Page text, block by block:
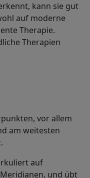
kann sie gut
auf moderne
Therapie.
Therapien
vor allem
am weitesten
auf
und übt